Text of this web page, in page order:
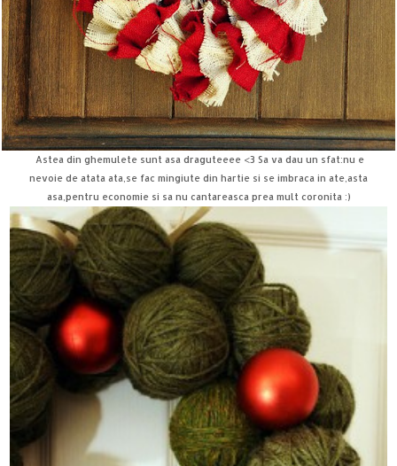
Astea din ghemulete sunt asa draguteeee <3 Sa va dau un sfat:nu e
nevoie de atata ata,se fac mingiute din hartie si se imbraca in ate,asta
asa,pentru economie si sa nu cantareasca prea mult coronita :)